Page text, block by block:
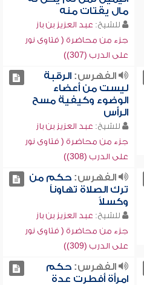
مال يقتات منه
للشيخ: عبد العزيز بن باز
جزء من محاضرة ( فتاوى نور
على الدرب (307))
الفهرس:الرقبة
ليست من أعضاء
الوضوء وكيفية مسح
الرأس
للشيخ: عبد العزيز بن باز
جزء من محاضرة ( فتاوى نور
على الدرب (308))
الفهرس:حكم من
ترك الصلاة تهاوناً
وكسلاً
للشيخ: عبد العزيز بن باز
جزء من محاضرة ( فتاوى نور
على الدرب (309))
الفهرس:حكم
امرأة أفطرت عدة